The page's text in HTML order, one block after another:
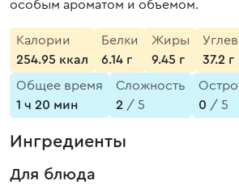
особым ароматом и объемом.
Калории
254.95 ккал
Белки
6.14 г
Жиры
9.45 г
37.2 г
Общее время
1 ч 20 мин
Сложность
2 / 5
0 / 5
Ингредиенты
Для блюда